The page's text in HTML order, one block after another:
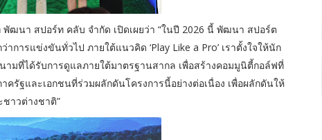
ฒนา สปอร์ท คลับ จำกัด เปิดเผยว่า “ในปี 2026 นี้ พัฒนา สปอร์ต
ารแข่งขันทั่วไป ภายใต้แนวคิด ‘Play Like a Pro’ เราตั้งใจให้นัก
มที่ได้รับการดูแลภายใต้มาตรฐานสากล เพื่อสร้างคอมมูนิตี้กอล์ฟที่
รัฐและเอกชนที่ร่วมผลักดันโครงการนี้อย่างต่อเนื่อง เพื่อผลักดันให้
าวต่างชาติ”